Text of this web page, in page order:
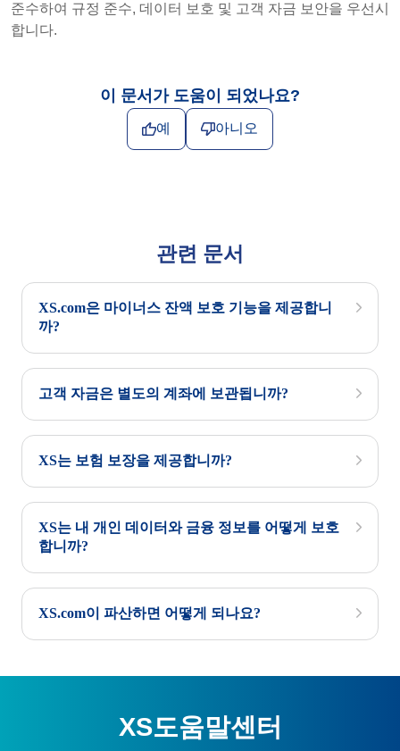
준수하여 규정 준수, 데이터 보호 및 고객 자금 보안을 우선시
합니다.
이 문서가 도움이 되었나요?
예 아니오
관련 문서
XS.com은 마이너스 잔액 보호 기능을 제공합니
까?
고객 자금은 별도의 계좌에 보관됩니까?
XS는 보험 보장을 제공합니까?
XS는 내 개인 데이터와 금융 정보를 어떻게 보호
합니까?
XS.com이 파산하면 어떻게 되나요?
XS도움말센터